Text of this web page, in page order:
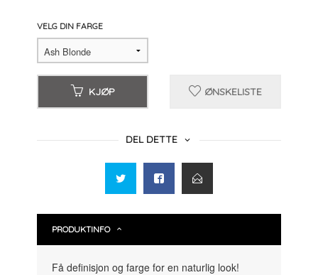
VELG DIN FARGE
KJØP ØNSKELISTE
DEL DETTE
PRODUKTINFO
Få definisjon og farge for en naturlig look!